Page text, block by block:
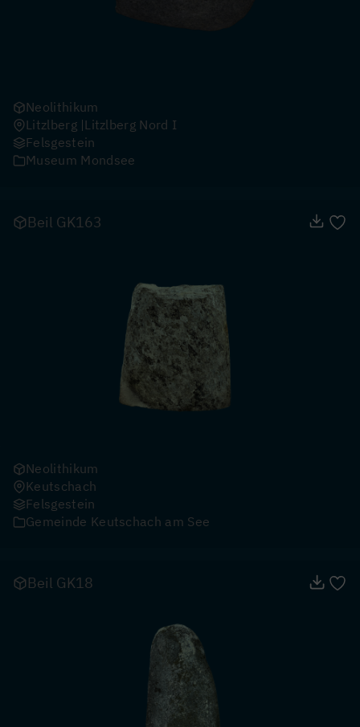
Neolithikum
Litzlberg Litzlberg Nord I
Felsgestein
Museum Mondsee
Beil GK163
Neolithikum
Keutschach
Felsgestein
Gemeinde Keutschach am See
Beil GK18